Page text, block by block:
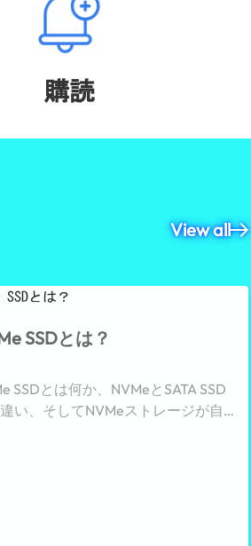
購読
View all
SSDとは？
SSDとは何か、NVMeとSATA SSD
い、そしてNVMeストレージが自